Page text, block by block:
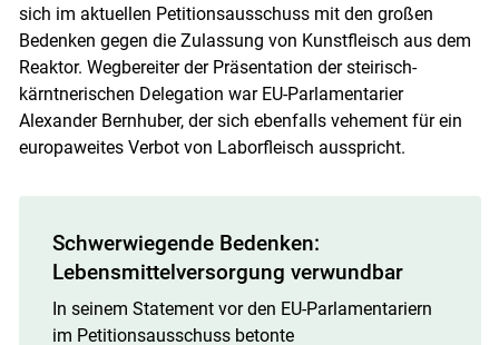
sich im aktuellen Petitionsausschuss mit den großen
Bedenken gegen die Zulassung von Kunstfleisch aus dem
Reaktor. Wegbereiter der Präsentation der steirisch-
kärntnerischen Delegation war EU-Parlamentarier
Alexander Bernhuber, der sich ebenfalls vehement für ein
europaweites Verbot von Laborfleisch ausspricht.
Schwerwiegende Bedenken:
Lebensmittelversorgung verwundbar
In seinem Statement vor den EU-Parlamentariern
im Petitionsausschuss betonte